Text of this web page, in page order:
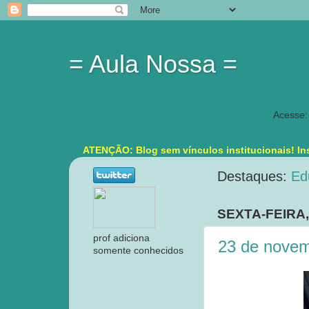
= Aula Nossa =
Acesse:
ATENÇÃO: Blog sem vínculos institucionais!
Destaques:
SEXTA-
23 de
prof adiciona
somente conhecidos